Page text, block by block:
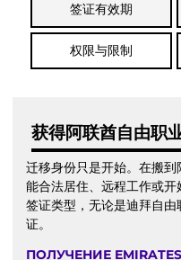
签证有效期
权限与限制
获得阿联酋自由职
迁移身份只是开始。在搬
能合法居住、远程工作或
签证类型，无论是迪拜自
证。
ПОЛУЧЕНИЕ EMIRATES